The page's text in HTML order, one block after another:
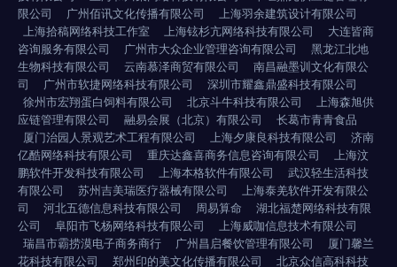
限公司
广州佰讯文化传播有限公司
上海羽余建筑设计有限公司
上海拾稿网络科技工作室
上海铉杉亢网络科技有限公司
大连皆商
咨询服务有限公司
广州市大众企业管理咨询有限公司
黑龙江北地
生物科技有限公司
云南慕泽商贸有限公司
南昌融墨训文化有限公
司
广州市软捷网络科技有限公司
深圳市耀鑫鼎盛科技有限公司
徐州市宏翔蛋白饲料有限公司
北京斗牛科技有限公司
上海森旭供
应链管理有限公司
融易会展（北京）有限公司
长葛市青青食品
厦门治园人景观艺术工程有限公司
上海夕康良科技有限公司
济南
亿酷网络科技有限公司
重庆达鑫喜商务信息咨询有限公司
上海汶
鹏软件开发科技有限公司
上海本格软件有限公司
武汉轻生活科技
有限公司
苏州吉美瑞医疗器械有限公司
上海泰羌软件开发有限公
司
河北五德信息科技有限公司 周易算命
湖北福楚网络科技有限
公司
阜阳市飞杨网络科技有限公司
上海威咖信息技术有限公司
瑞昌市霸捞漠电子商务商行
广州昌启餐饮管理有限公司
厦门馨兰
花科技有限公司
郑州印的美文化传播有限公司 北京众信高科科技